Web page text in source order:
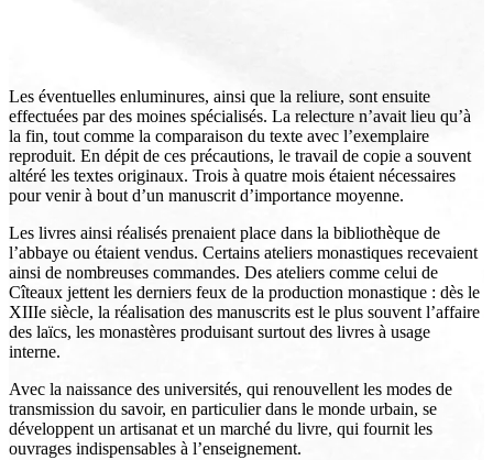
Les éventuelles enluminures, ainsi que la reliure, sont ensuite
effectuées par des moines spécialisés. La relecture n’avait lieu qu’à
la fin, tout comme la comparaison du texte avec l’exemplaire
reproduit. En dépit de ces précautions, le travail de copie a souvent
altéré les textes originaux. Trois à quatre mois étaient nécessaires
pour venir à bout d’un manuscrit d’importance moyenne.
Les livres ainsi réalisés prenaient place dans la bibliothèque de
l’abbaye ou étaient vendus. Certains ateliers monastiques recevaient
ainsi de nombreuses commandes. Des ateliers comme celui de
Cîteaux jettent les derniers feux de la production monastique : dès le
XIIIe siècle, la réalisation des manuscrits est le plus souvent l’affaire
des laïcs, les monastères produisant surtout des livres à usage
interne.
Avec la naissance des universités, qui renouvellent les modes de
transmission du savoir, en particulier dans le monde urbain, se
développent un artisanat et un marché du livre, qui fournit les
ouvrages indispensables à l’enseignement.